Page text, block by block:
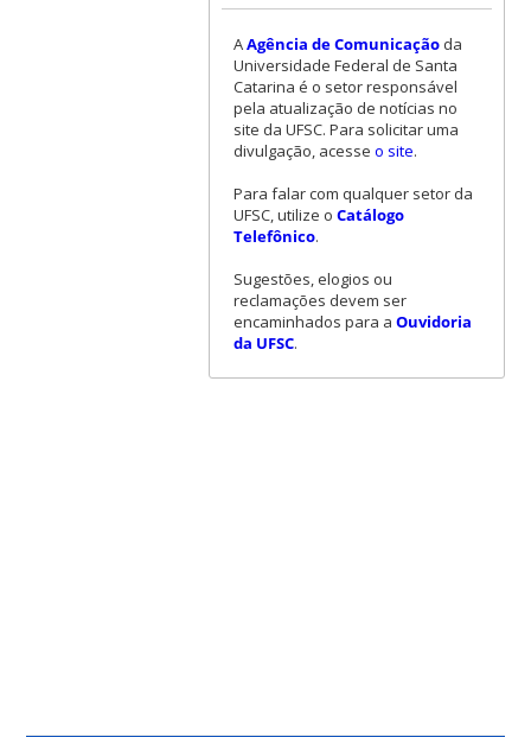
AAgência de Comunicaçãoda
Universidade Federal de Santa
Catarina é o setor responsável
pela atualização de notícias no
site da UFSC. Para solicitar uma
divulgação, acesse o site.
Para falar com qualquer setor da
UFSC, utilize o Catálogo
Telefônico.
Sugestões, elogios ou
reclamações devem ser
encaminhados para a Ouvidoria
da UFSC.